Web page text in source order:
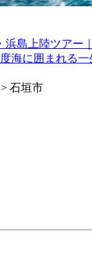
浜島上陸ツアー
海に囲まれる
石垣市